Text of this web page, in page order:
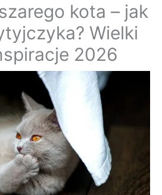
kota – jak
Wielki
2026